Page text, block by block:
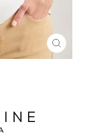
FERMER
(ESC)